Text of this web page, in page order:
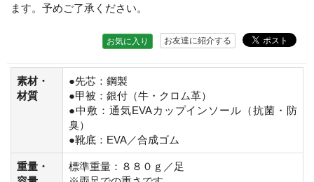
ます。予めご了承ください。
お友達に紹介する
お気に入り
素材・
材質
●先芯：鋼製
●甲被：銀付（牛・クロム革）
●中敷：通気EVAカップインソール（抗菌・防
臭）
●靴底：EVA／合成ゴム
重量・
標準重量：８８０ｇ／足